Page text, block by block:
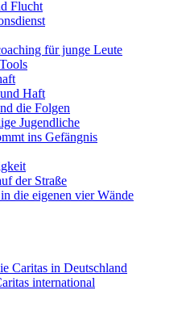
Flucht
für junge Leute
Haft
die Folgen
Jugendliche
ins Gefängnis
der Straße
die eigenen vier Wände
Caritas in Deutschland
international